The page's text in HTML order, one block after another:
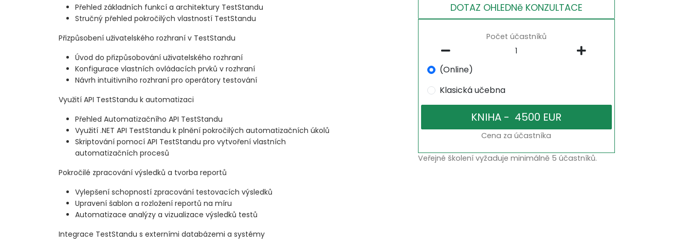
Přehled základních funkcí a architektury TestStandu
Stručný přehled pokročilých vlastností TestStandu
Přizpůsobení uživatelského rozhraní v TestStandu
Úvod do přizpůsobování uživatelského rozhraní
Konfigurace vlastních ovládacích prvků v rozhraní
Návrh intuitivního rozhraní pro operátory testování
Využití API TestStandu k automatizaci
Přehled Automatizačního API TestStandu
Využití .NET API TestStandu k plnění pokročilých automatizačních úkolů
Skriptování pomocí API TestStandu pro vytvoření vlastních
automatizačních procesů
Pokročilé zpracování výsledků a tvorba reportů
Vylepšení schopností zpracování testovacích výsledků
Upravení šablon a rozložení reportů na míru
Automatizace analýzy a vizualizace výsledků testů
Integrace TestStandu s externími databázemi a systémy
DOTAZ OHLEDNě KONZULTACE
Počet účastníků
(Online)
Klasická učebna
Cena za účastníka
Veřejné školení vyžaduje minimálně 5 účastníků.